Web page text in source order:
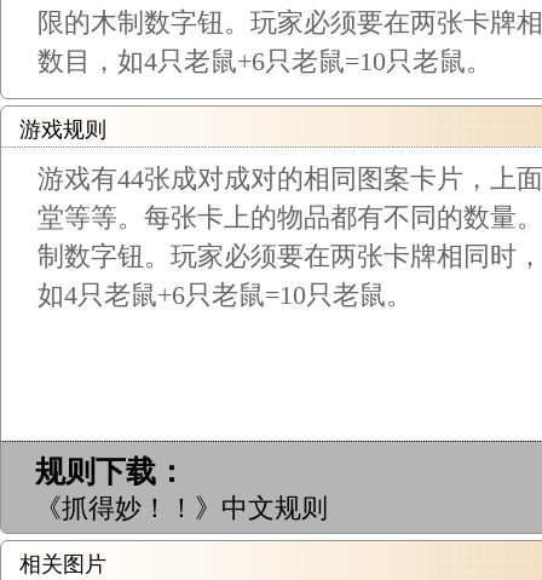
限的木制数字钮。玩家必须要在两张卡牌
数目，如4只老鼠+6只老鼠=10只老鼠。
游戏规则
游戏有44张成对成对的相同图案卡片，上
堂等等。每张卡上的物品都有不同的数量
制数字钮。玩家必须要在两张卡牌相同时
如4只老鼠+6只老鼠=10只老鼠。
规则下载：
《抓得妙！！》中文规则
相关图片